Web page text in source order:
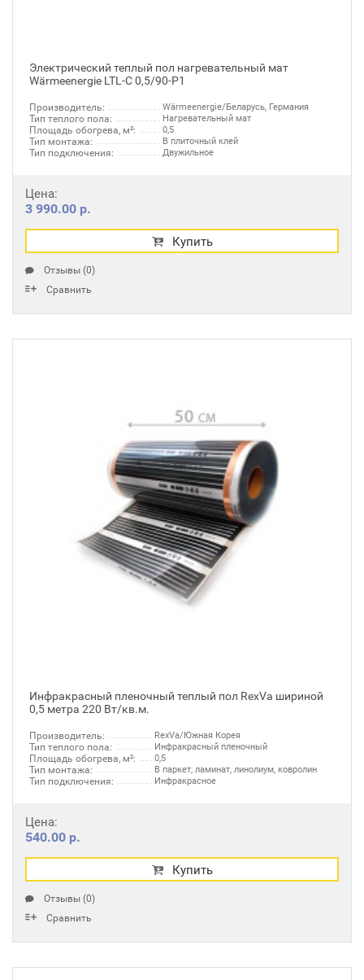
Электрический теплый пол нагревательный мат
Wärmeenergie LTL-C 0,5/90-P1
Производитель: Wärmeenergie/Беларусь, Германия
Тип теплого пола: Нагревательный мат
Площадь обогрева, м²: 0,5
Тип монтажа: В плиточный клей
Тип подключения: Двужильное
Цена:
3 990.00 р.
Купить
Отзывы (0)
Сравнить
Инфракрасный пленочный теплый пол RexVa шириной
0,5 метра 220 Вт/кв.м.
Производитель: RexVa/Южная Корея
Тип теплого пола: Инфракрасный пленочный
Площадь обогрева, м²: 0,5
Тип монтажа: В паркет, ламинат, линолиум, ковролин
Тип подключения: Инфракрасное
Цена:
540.00 р.
Купить
Отзывы (0)
Сравнить